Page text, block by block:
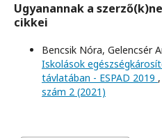
Ugyanannak a
cikkei
Bencsik Nóra, Gelencsér
Iskolások
távlatában - ESPAD 2019 ,
szám 2 (2021)